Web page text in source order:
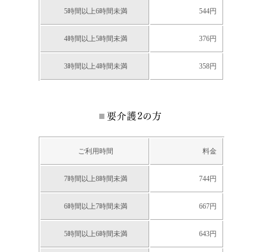
5時間以上6時間未満 544円
4時間以上5時間未満 376円
3時間以上4時間未満 358円
要介護2の方
ご利用時間 料金
7時間以上8時間未満 744円
6時間以上7時間未満 667円
5時間以上6時間未満 643円